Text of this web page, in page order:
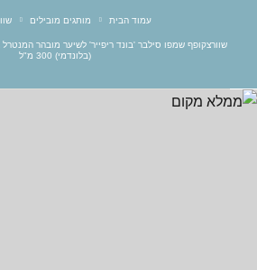
עמוד הבית מותגים מובילים
שוורצקופף שמפו סילבר 'בונד ריפייר' לשיער מובהר המנטרל גוונים צהובים לא רצויים בשיער
(בלונדמי) 300 מ"ל